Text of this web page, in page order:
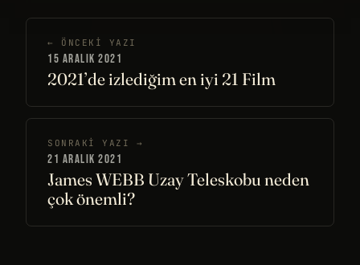
← ÖNCEKI YAZI
15 ARALIK 2021
2021’de izlediğim en iyi 21 Film
SONRAKI YAZI →
21 ARALIK 2021
James WEBB Uzay Teleskobu neden
çok önemli?